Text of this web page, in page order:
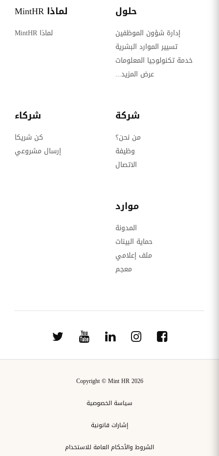
حلول
إدارة شؤون الموظفين
تسيير الموارد البشرية
خدمة تكنولوجيا المعلومات
عرض المزيد...
لماذا MintHR
لماذا MintHR
شركة
من نحن؟
وظيفة
الاتصال
شركاء
كن شريكا
إرسال مشروعي
موارد
المدونة
حماية البينات
ملف إعلامي
معجم
Copyright © Mint HR 2026
سياسة الخصوصية
إشارات قانونية
الشروط والأحكام العامة للاستخدام